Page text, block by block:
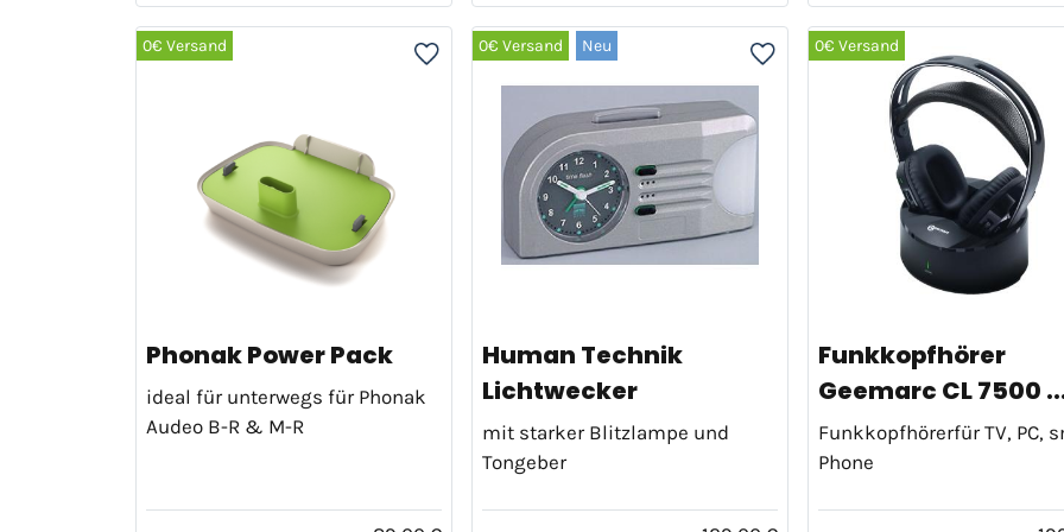
0€ Versand
Phonak Power Pack
ideal für unterwegs für Phonak
Audeo B-R & M-R
0€ Versand Neu
Human Technik
Lichtwecker
mit starker Blitzlampe und
Tongeber
0€ Versand
Funkkopfhörer
Geemarc CL 7500
Funkkopfhörerfür TV, PC,
Phone